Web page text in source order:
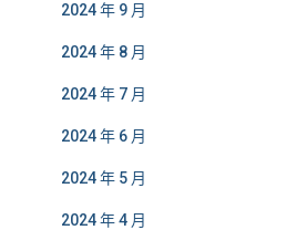
2024 年 9 月
2024 年 8 月
2024 年 7 月
2024 年 6 月
2024 年 5 月
2024 年 4 月